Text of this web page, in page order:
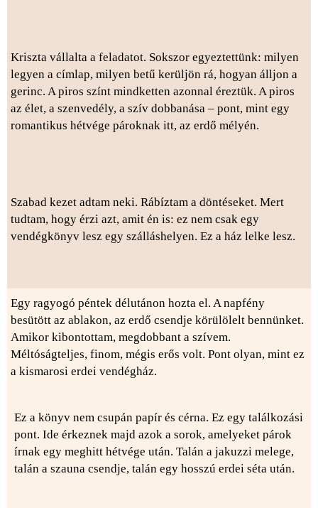
Kriszta vállalta a feladatot. Sokszor egyeztettünk: milyen
legyen a címlap, milyen betű kerüljön rá, hogyan álljon a
gerinc. A piros színt mindketten azonnal éreztük. A piros
az élet, a szenvedély, a szív dobbanása – pont, mint egy
romantikus hétvége pároknak itt, az erdő mélyén.
Szabad kezet adtam neki. Rábíztam a döntéseket. Mert
tudtam, hogy érzi azt, amit én is: ez nem csak egy
vendégkönyv lesz egy szálláshelyen. Ez a ház lelke lesz.
Egy ragyogó péntek délutánon hozta el. A napfény
besütött az ablakon, az erdő csendje körülölelt bennünket.
Amikor kibontottam, megdobbant a szívem.
Méltóságteljes, finom, mégis erős volt. Pont olyan, mint ez
a kismarosi erdei vendégház.
Ez a könyv nem csupán papír és cérna. Ez egy találkozási
pont. Ide érkeznek majd azok a sorok, amelyeket párok
írnak egy meghitt hétvége után. Talán a jakuzzi melege,
talán a szauna csendje, talán egy hosszú erdei séta után.